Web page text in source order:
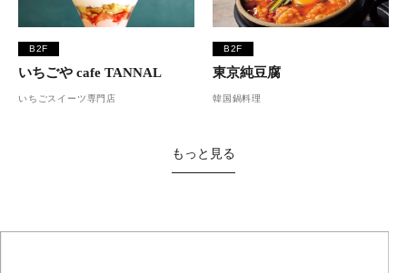
B2F
いちごや cafe TANNAL
いちごスイーツ専門店
B2F
東京純豆腐
韓国鍋料理
もっと見る